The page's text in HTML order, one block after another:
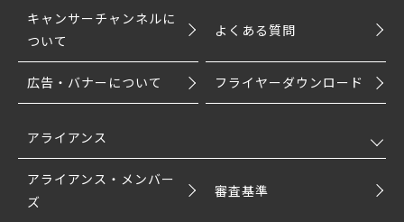
キャンサーチャンネルに
ついて
よくある質問
広告・バナーについて フライヤーダウンロード
アライアンス
アライアンス・メンバー
ズ
審査基準